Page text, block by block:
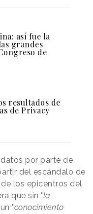
así fue la
grandes
de
resultados de
de Privacy
por parte de
del escándalo de
los epicentros del
que sin "la
"conocimiento